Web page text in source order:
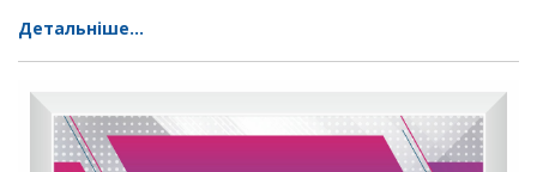
Детальніше...